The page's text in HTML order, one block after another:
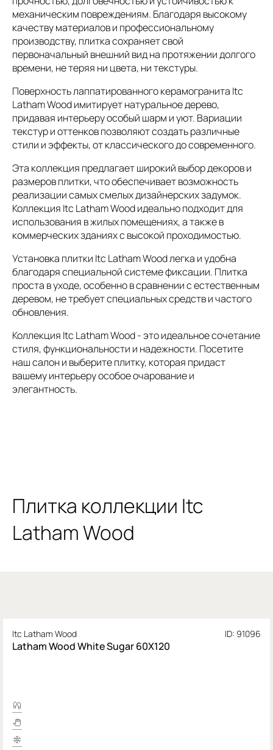
механическим повреждениям. Благодаря высокому
качеству материалов и профессиональному
производству, плитка сохраняет свой
первоначальный внешний вид на протяжении долгого
времени, не теряя ни цвета, ни текстуры.
Поверхность лаппатированного керамогранита Itc
Latham Wood имитирует натуральное дерево,
придавая интерьеру особый шарм и уют. Вариации
текстур и оттенков позволяют создать различные
стили и эффекты, от классического до современного.
Эта коллекция предлагает широкий выбор декоров и
размеров плитки, что обеспечивает возможность
реализации самых смелых дизайнерских задумок.
Коллекция Itc Latham Wood идеально подходит для
использования в жилых помещениях, а также в
коммерческих зданиях с высокой проходимостью.
Установка плитки Itc Latham Wood легка и удобна
благодаря специальной системе фиксации. Плитка
проста в уходе, особенно в сравнении с естественным
деревом, не требует специальных средств и частого
обновления.
Коллекция Itc Latham Wood - это идеальное сочетание
стиля, функциональности и надежности. Посетите
наш салон и выберите плитку, которая придаст
вашему интерьеру особое очарование и
элегантность.
Плитка коллекции Itc
Latham Wood
Itc Latham Wood ID: 91096
Latham Wood White Sugar 60X120